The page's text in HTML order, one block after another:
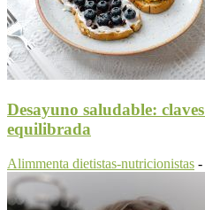
Desayuno saludable:
equilibrada
Alimmenta dietistas-nutricionistas -